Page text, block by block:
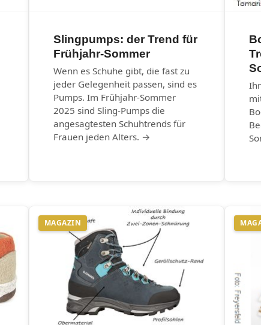
Slingpumps: der Trend für
Frühjahr-Sommer
Wenn es Schuhe gibt, die fast zu
jeder Gelegenheit passen, sind es
Pumps. Im Frühjahr-Sommer
2025 sind Sling-Pumps die
angesagtesten Schuhtrends für
Frauen jeden Alters. →
MAGAZIN